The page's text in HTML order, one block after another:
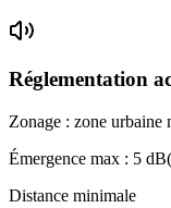
Réglementation
Zonage : zone urbaine
Émergence max : 5
Distance minimale